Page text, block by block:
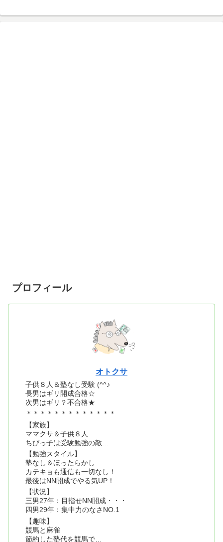
プロフィール
オトクサ
子供８人＆塾なし受験 (^^♪
長男はギリ開成合格☆
次男はギリ？不合格★
＊＊＊＊＊＊＊＊＊＊＊＊＊
【家族】
ママクサ＆子供８人
ちびっ子は受験勉強の敵…
【勉強スタイル】
塾なし＆ほったらかし
カテキョも通信も一切なし！
最後はNN開成でやる気UP！
【状況】
三男27年：目指せNN開成・・・
四男29年：集中力のなさNO.1
【趣味】
競馬と麻雀
節約した塾代を競馬で…